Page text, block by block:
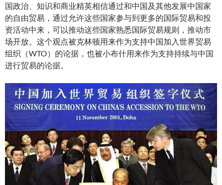
国政治、知识和商业精英相信通过和中国及其他发展中国家
的自由贸易，通过允许这些国家参与到更多的国际贸易和投
资活动中来，可以推动这些国家熟悉国际贸易规则，推动市
场开放。这个观点被克林顿用来作为支持中国加入世界贸易
组织（WTO）的论据，也被小布什用来作为支持持续与中国
进行贸易的论据。